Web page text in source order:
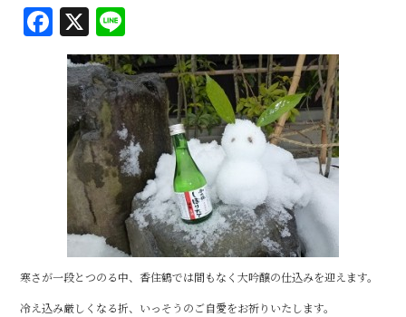
F
a
c
e
b
o
o
k
X
n
e
寒さが一段とつのる中、香住鶴では間もなく大吟醸の仕込みを迎えます。
冷え込み厳しくなる折、いっそうのご自愛をお祈りいたします。